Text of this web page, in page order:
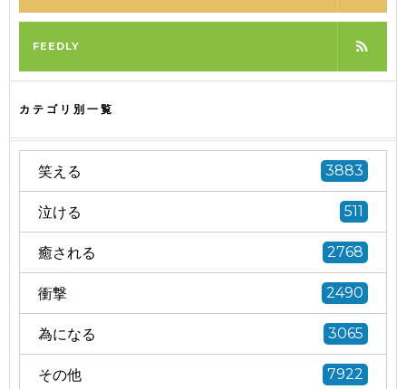
FEEDLY
カテゴリ別一覧
笑える 3883
泣ける 511
癒される 2768
衝撃 2490
為になる 3065
その他 7922